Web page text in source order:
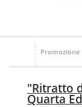
"Ritratto
Quarta